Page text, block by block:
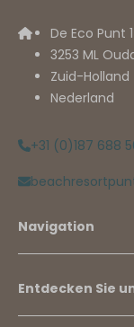
De Eco Punt 1
3253 ML
Zuid-Holland
Nederland
+31 (0)187 688
Navigation
Entdecken Sie